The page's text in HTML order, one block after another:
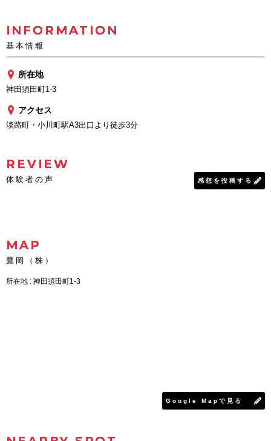
INFORMATION
基本情報
所在地
神田須田町1-3
アクセス
淡路町・小川町駅A3出口より徒歩3分
REVIEW
体験者の声 感想を投稿する
MAP
鷹岡（株）
Google Mapで見る
所在地 : 神田須田町1-3